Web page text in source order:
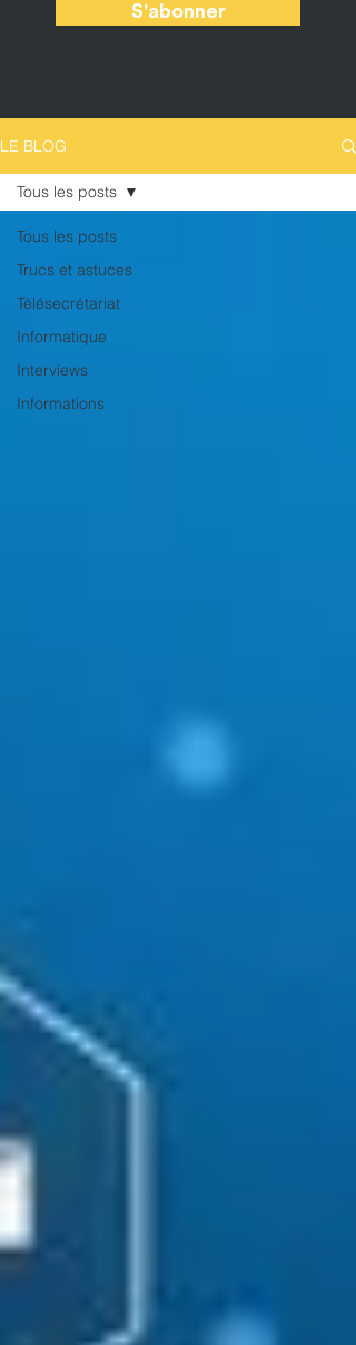
S'abonner
LE BLOG
Tous les posts
Trucs et astuces
Télésecrétariat
Informatique
Interviews
Informations
Tous les posts